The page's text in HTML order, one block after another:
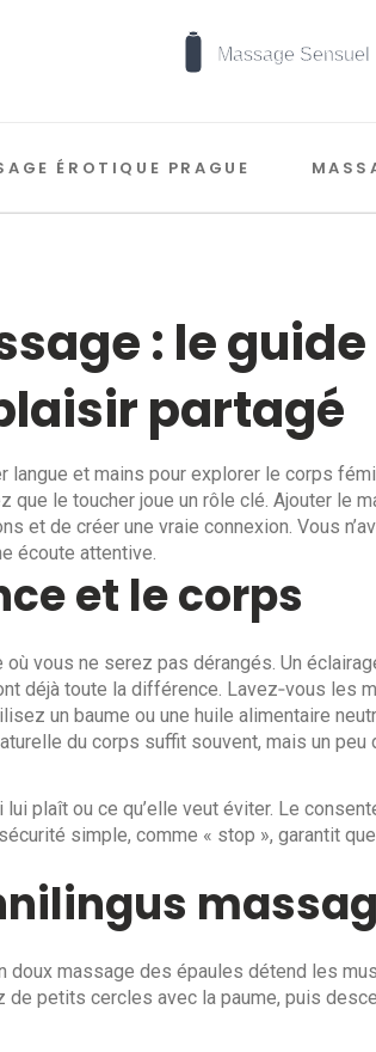
ÉROTIQUE PRAGUE
: le guide
partagé
langue et mains pour explorer le corps
que le toucher joue un rôle clé. Ajouter le
et de créer une vraie connexion. Vous
écoute attentive.
et le corps
vous ne serez pas dérangés. Un
déjà toute la différence. Lavez‑vous les
un baume ou une huile alimentaire
du corps suffit souvent, mais un peu
plaît ou ce qu’elle veut éviter. Le
simple, comme « stop », garantit
doux massage des épaules détend les
petits cercles avec la paume, puis